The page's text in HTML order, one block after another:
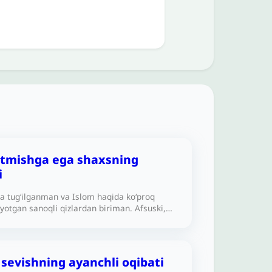
ega shaxsning
tug‘ilganman va Islom haqida ko‘proq
sanoqli qizlardan biriman. Afsuski,
bo‘lganini va benikoh jinsiy aloqalari
ayanchli oqibati